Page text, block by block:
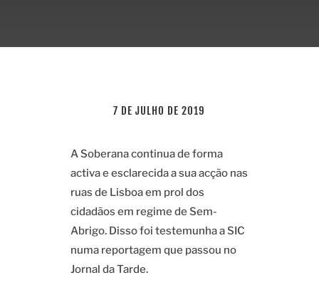
7 DE JULHO DE 2019
A Soberana continua de forma
activa e esclarecida a sua acção nas
ruas de Lisboa em prol dos
cidadãos em regime de Sem-
Abrigo. Disso foi testemunha a SIC
numa reportagem que passou no
Jornal da Tarde.